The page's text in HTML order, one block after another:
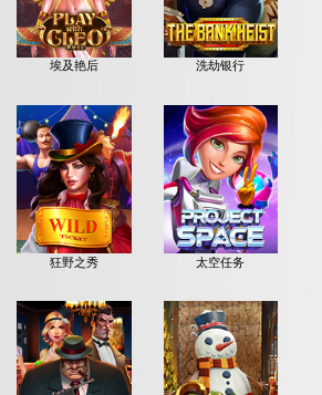
埃及艳后 洗劫银行
狂野之秀 太空任务